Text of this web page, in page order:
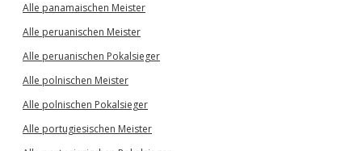
Alle panamaischen Meister
Alle peruanischen Meister
Alle peruanischen Pokalsieger
Alle polnischen Meister
Alle polnischen Pokalsieger
Alle portugiesischen Meister